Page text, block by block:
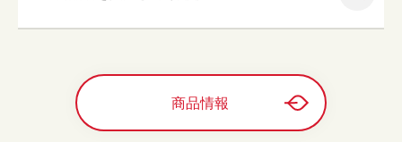
商品情報